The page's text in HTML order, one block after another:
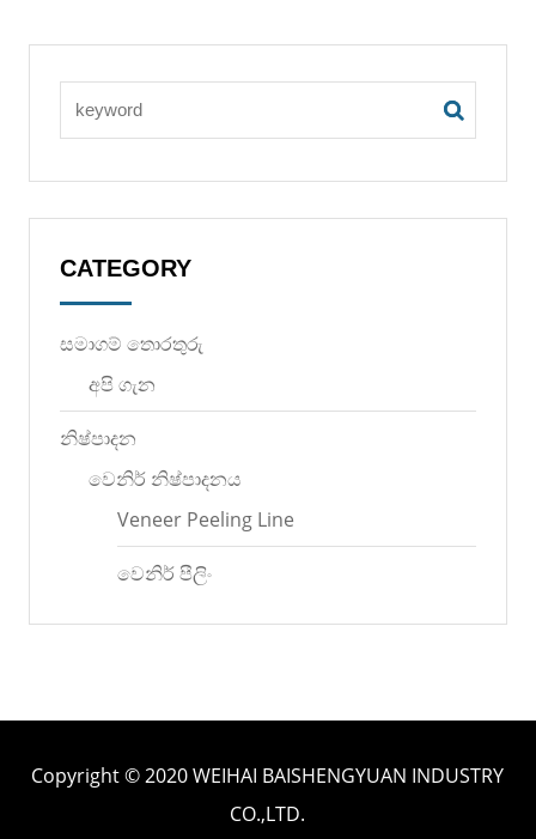
CATEGORY
සමාගම් තොරතුරු
අපි ගැන
නිෂ්පාදන
වෙනිර් නිෂ්පාදනය
Veneer Peeling Line
වෙනිර් පීලිං
Copyright © 2020 WEIHAI BAISHENGYUAN INDUSTRY
CO.,LTD.